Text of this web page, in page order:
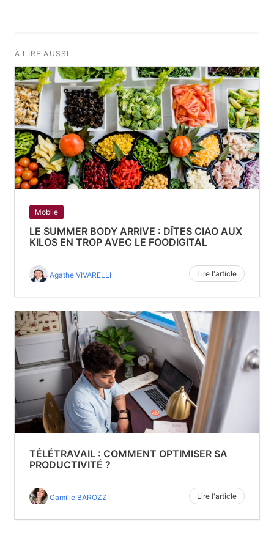
À LIRE AUSSI
Mobile
LE SUMMER BODY ARRIVE : DÎTES CIAO AUX
KILOS EN TROP AVEC LE FOODIGITAL
Agathe VIVARELLI Lire l'article
TÉLÉTRAVAIL : COMMENT OPTIMISER SA
PRODUCTIVITÉ ?
Camille BAROZZI Lire l'article